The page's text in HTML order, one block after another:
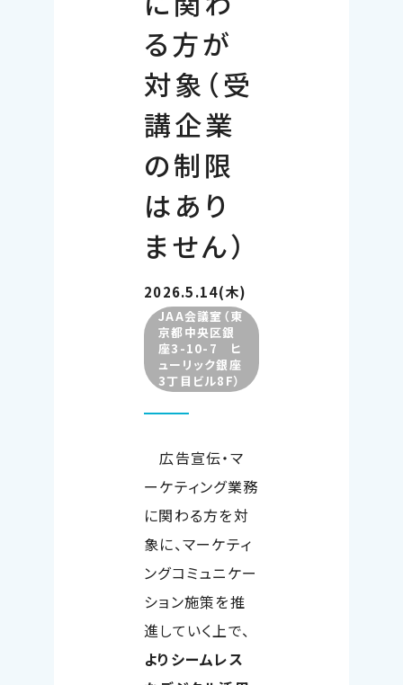
る方が
対象（受
講企業
の制限
はあり
ません）
2026.5.14(木)
JAA会議室（東
京都中央区銀
座3-10-7 ヒ
ューリック銀座
3丁目ビル8F）
広告宣伝・マ
ーケティング業務
に関わる方を対
象に、マーケティ
ングコミュニケー
ション施策を推
進していく上で、
よりシームレス